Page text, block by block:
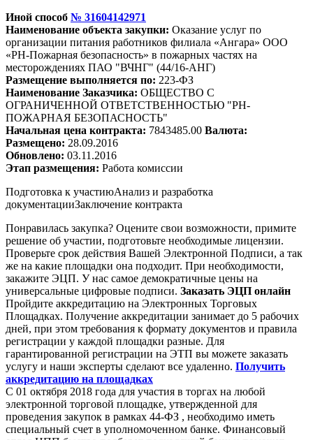
Иной способ № 31604142971
Наименование объекта закупки: Оказание услуг по
организации питания работников филиала «Ангара» ООО
«РН-Пожарная безопасность» в пожарных частях на
месторождениях ПАО "ВЧНГ" (44/16-АНГ)
Размещение выполняется по: 223-ФЗ
Наименование Заказчика: ОБЩЕСТВО С
ОГРАНИЧЕННОЙ ОТВЕТСТВЕННОСТЬЮ "РН-
ПОЖАРНАЯ БЕЗОПАСНОСТЬ"
Начальная цена контракта: 7843485.00 Валюта:
Размещено: 28.09.2016
Обновлено: 03.11.2016
Этап размещения: Работа комиссии
Подготовка к участиюАнализ и разработка
документацииЗаключение контракта
Понравилась закупка? Оцените свои возможности, примите
решение об участии, подготовьте необходимые лицензии.
Проверьте срок действия Вашей Электронной Подписи, а так
же на какие площадки она подходит. При необходимости,
закажите ЭЦП. У нас самое демократичные цены на
универсальные цифровые подписи. Заказать ЭЦП онлайн
Пройдите аккредитацию на Электронных Торговых
Площадках. Получение аккредитации занимает до 5 рабочих
дней, при этом требования к формату документов и правила
регистрации у каждой площадки разные. Для
гарантированной регистрации на ЭТП вы можете заказать
услугу и наши эксперты сделают все удаленно. Получить
аккредитацию на площадках
С 01 октября 2018 года для участия в торгах на любой
электронной торговой площадке, утвержденной для
проведения закупок в рамках 44-ФЗ , необходимо иметь
специальный счет в уполномоченном банке. Финансовый